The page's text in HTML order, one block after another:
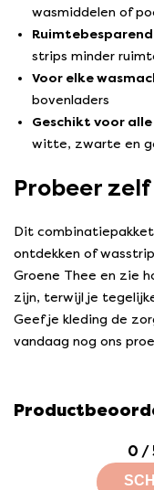
wasmiddelen of
strips minder
Voor elke
bovenladers
Geschikt voor
witte, zwarte en
Probeer
Dit
ontdekken of
Groene Thee en zie
zijn, terwijl je
Geef je kleding de
vandaag nog ons
0 /